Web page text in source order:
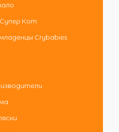
Супер Кот
Crybabies